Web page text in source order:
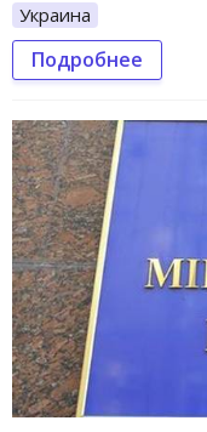
Украина
Подробнее